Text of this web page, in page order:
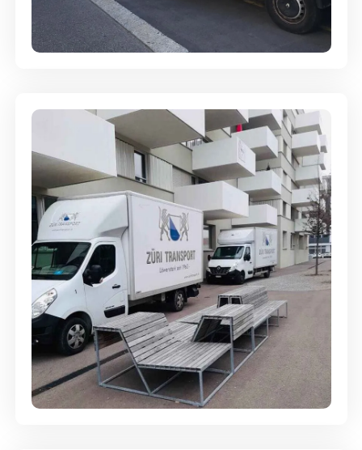
Full-Service - Für Privatumzüge
Umzugsreinigung - mit
Abgabegarantie